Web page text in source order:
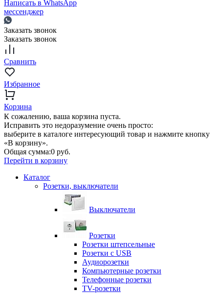
Написать в WhatsApp
мессенджер
Заказать звонок
Заказать звонок
Сравнить
Избранное
Корзина
К сожалению, ваша корзина пуста.
Исправить это недоразумение очень просто:
выберите в каталоге интересующий товар и нажмите кнопку
«В корзину».
Общая сумма:0 руб.
Перейти в корзину
Каталог
Розетки, выключатели
Выключатели
Розетки
Розетки штепсельные
Розетки с USB
Аудиорозетки
Компьютерные розетки
Телефонные розетки
TV-розетки